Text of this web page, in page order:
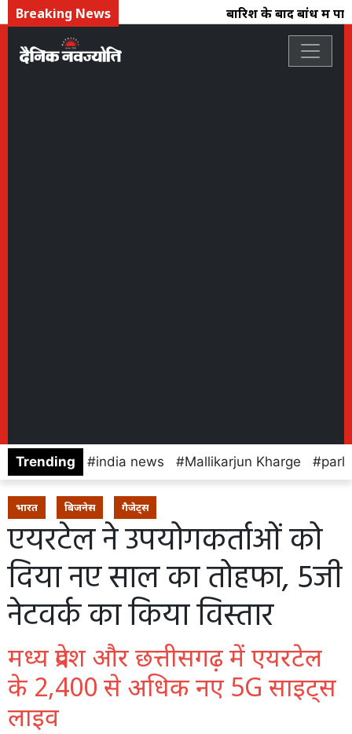
Breaking News बारिश के बाद बांध में
Trending india news Mallikarjun Kharge
भारत बिजनेस गैजेट्स
एयरटेल ने उपयोगकर्ताओं को
दिया नए साल का तोहफा, 5जी
नेटवर्क का किया विस्तार
मध्य प्रदेश और छत्तीसगढ़ में एयरटेल
के 2,400 से अधिक नए 5G साइट्स
लाइव